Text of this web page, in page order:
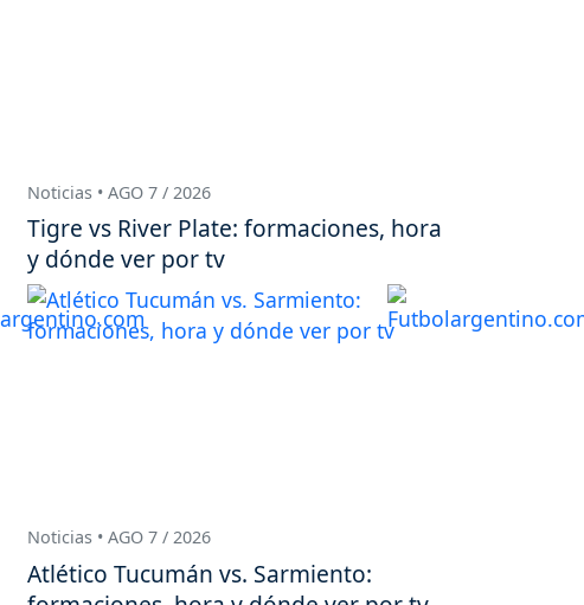
Noticias • AGO 7 / 2026
Tigre vs River Plate: formaciones, hora
y dónde ver por tv
Noticias • AGO 7 / 2026
Atlético Tucumán vs. Sarmiento: